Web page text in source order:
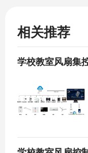
相关推荐
学校教室风扇集